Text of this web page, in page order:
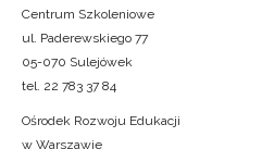
Centrum Szkoleniowe
ul. Paderewskiego 77
05-070 Sulejówek
tel. 22 783 37 84
Ośrodek Rozwoju Edukacji
w Warszawie